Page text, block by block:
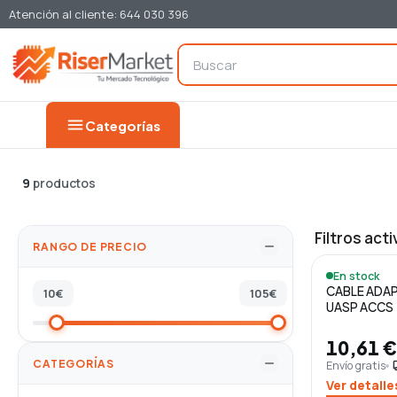
Atención al cliente: 644 030 396
menuCategorías
9 productos
RANGO DE PRECIO
10€ 105€
CATEGORÍAS
Filtros
En stock
CABLE
UASP ACCS
10,61 €
Envío gratis
Ver